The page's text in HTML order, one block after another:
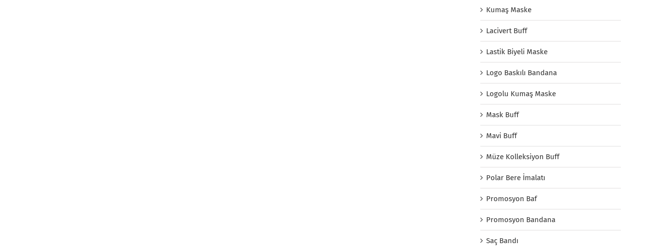
Kumaş Maske
Lacivert Buff
Lastik Biyeli Maske
Logo Baskılı Bandana
Logolu Kumaş Maske
Mask Buff
Mavi Buff
Müze Kolleksiyon Buff
Polar Bere İmalatı
Promosyon Baf
Promosyon Bandana
Saç Bandı